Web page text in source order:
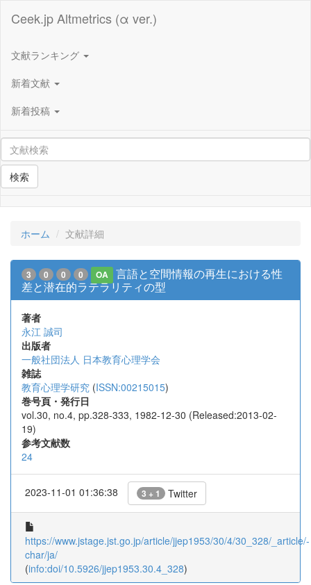
Ceek.jp Altmetrics (α ver.)
文献ランキング
新着文献
新着投稿
検索
ホーム 文献詳細
3 0 0 0 OA
言語と空間情報の再生における性
差と潜在的ラテラリティの型
著者
永江 誠司
出版者
一般社団法人 日本教育心理学会
雑誌
教育心理学研究 (ISSN:00215015)
巻号頁・発行日
vol.30, no.4, pp.328-333, 1982-12-30 (Released:2013-02-
19)
参考文献数
24
2023-11-01 01:36:38 3 + 1 Twitter
https://www.jstage.jst.go.jp/article/jjep1953/30/4/30_328/_article/-
char/ja/
(info:doi/10.5926/jjep1953.30.4_328)